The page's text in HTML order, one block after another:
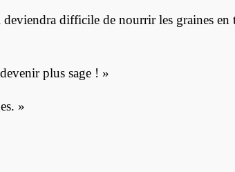
deviendra difficile de nourrir les graines
plus sage ! »
»